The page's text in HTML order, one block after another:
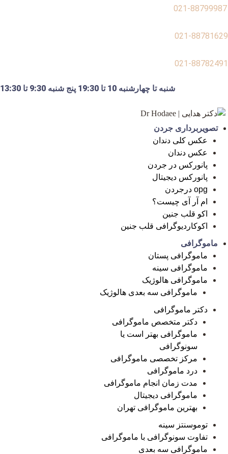
021-88799987
021-88781629
021-88782491
شنبه تا چهارشنبه 10 تا 19:30 پنج شنبه 9:30 تا 13:30
تصویربرداری جردن
عکس کلی دندان
عکس دندان
پانورکس در جردن
پانورکس دیجیتال
opg درجردن
ام آر آی چیست؟
اکو قلب جنین
اکوکاردیوگرافی قلب جنین
ماموگرافی
ماموگرافی پستان
ماموگرافی سینه
ماموگرافی هالوژیک
ماموگرافی سه بعدی هالوژیک
دکتر ماموگرافی
دکتر متخصص ماموگرافی
ماموگرافی بهتر است یا
سونوگرافی
مرکز تخصصی ماموگرافی
درد ماموگرافی
مدت زمان انجام ماموگرافی
ماموگرافی دیجیتال
بهترین ماموگرافی تهران
توموسنتز سینه
تفاوت سونوگرافی با ماموگرافی
ماموگرافی سه بعدی